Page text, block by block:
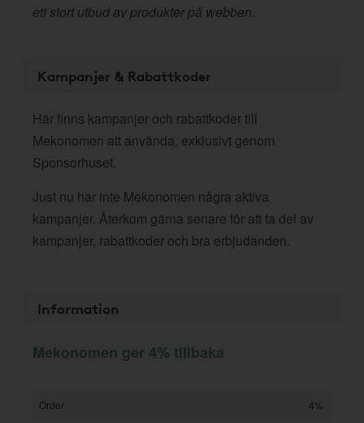
ett stort utbud av produkter på webben.
Kampanjer & Rabattkoder
Här finns kampanjer och rabattkoder till
Mekonomen att använda, exklusivt genom
Sponsorhuset.
Just nu har inte Mekonomen några aktiva
kampanjer. Återkom gärna senare för att ta del av
kampanjer, rabattkoder och bra erbjudanden.
Information
Mekonomen ger 4% tillbaka
Order 4%